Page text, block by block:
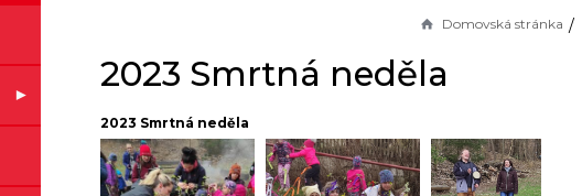
Domovská stránka
2023 Smrtná neděla
2023 Smrtná neděla